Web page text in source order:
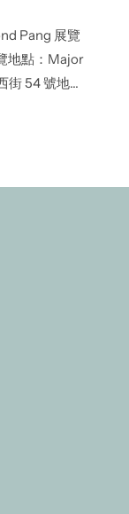
Pang 展覽
地點：Major
54 號地下